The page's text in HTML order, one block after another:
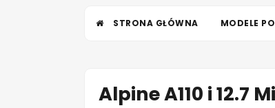
STRONA GŁÓWNA MODELE
Alpine A110 i 12.7